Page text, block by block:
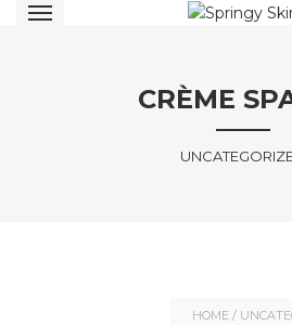
CRÈME
HOME /